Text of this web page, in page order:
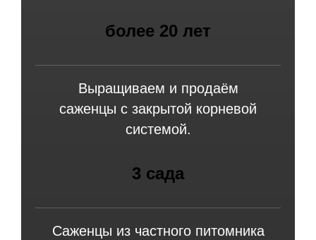
более 20 лет
Выращиваем и продаём
саженцы с закрытой корневой
системой.
3 сада
Саженцы из частного питомника